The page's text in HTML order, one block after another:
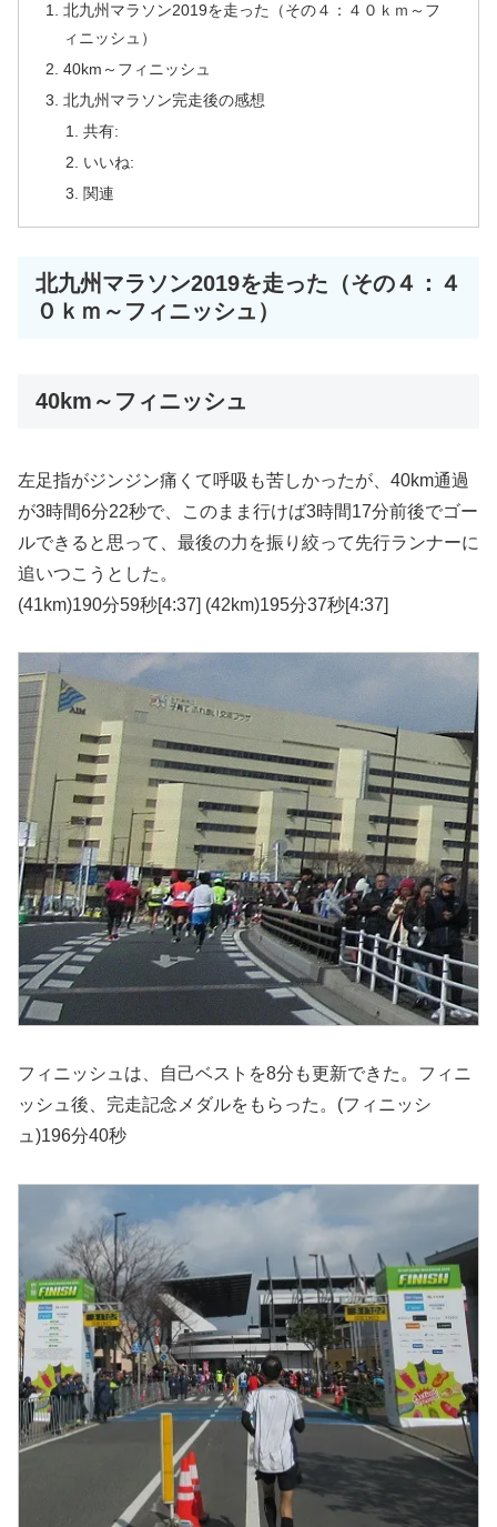
北九州マラソン2019を走った（その４：４０ｋｍ～フ
ィニッシュ）
40km～フィニッシュ
北九州マラソン完走後の感想
共有:
いいね:
関連
北九州マラソン2019を走った（その４：４
０ｋｍ～フィニッシュ）
40km～フィニッシュ
左足指がジンジン痛くて呼吸も苦しかったが、40km通過
が3時間6分22秒で、このまま行けば3時間17分前後でゴー
ルできると思って、最後の力を振り絞って先行ランナーに
追いつこうとした。
(41km)190分59秒[4:37] (42km)195分37秒[4:37]
フィニッシュは、自己ベストを8分も更新できた。フィニ
ッシュ後、完走記念メダルをもらった。(フィニッシ
ュ)196分40秒